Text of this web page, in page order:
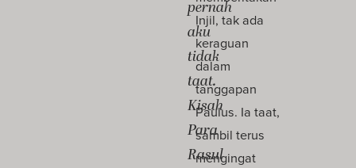
pernah
aku
tidak
taat.
Kisah
Para
Rasul
Injil, tak ada
keraguan
dalam
tanggapan
Paulus. Ia taat,
sambil terus
mengingat